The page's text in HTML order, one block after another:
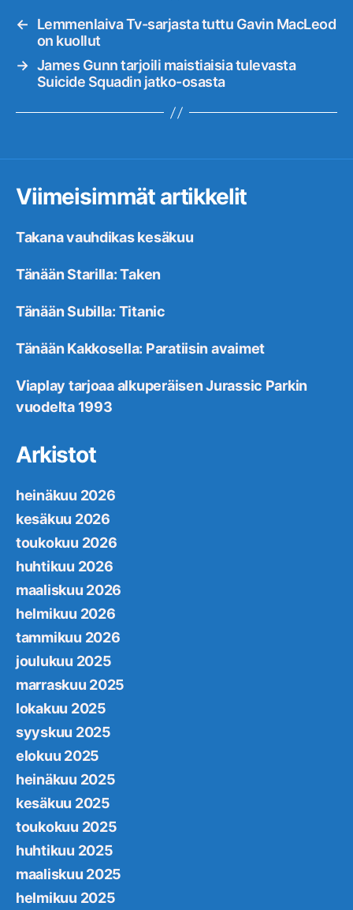
←
Lemmenlaiva Tv-sarjasta tuttu Gavin MacLeod
on kuollut
→ James Gunn tarjoili maistiaisia tulevasta
Suicide Squadin jatko-osasta
Viimeisimmät artikkelit
Takana vauhdikas kesäkuu
Tänään Starilla: Taken
Tänään Subilla: Titanic
Tänään Kakkosella: Paratiisin avaimet
Viaplay tarjoaa alkuperäisen Jurassic Parkin
vuodelta 1993
Arkistot
heinäkuu 2026
kesäkuu 2026
toukokuu 2026
huhtikuu 2026
maaliskuu 2026
helmikuu 2026
tammikuu 2026
joulukuu 2025
marraskuu 2025
lokakuu 2025
syyskuu 2025
elokuu 2025
heinäkuu 2025
kesäkuu 2025
toukokuu 2025
huhtikuu 2025
maaliskuu 2025
helmikuu 2025